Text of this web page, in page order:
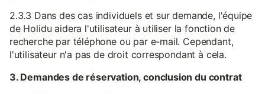
2.3.3 Dans des cas individuels et sur demande, l'équipe
de Holidu aidera l'utilisateur à utiliser la fonction de
recherche par téléphone ou par e-mail. Cependant,
l'utilisateur n'a pas de droit correspondant à cela.
3. Demandes de réservation, conclusion du contrat